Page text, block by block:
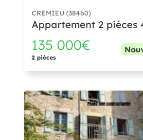
CREMIEU (38460)
Appartement 2 pièces
135 000€
2 pièces